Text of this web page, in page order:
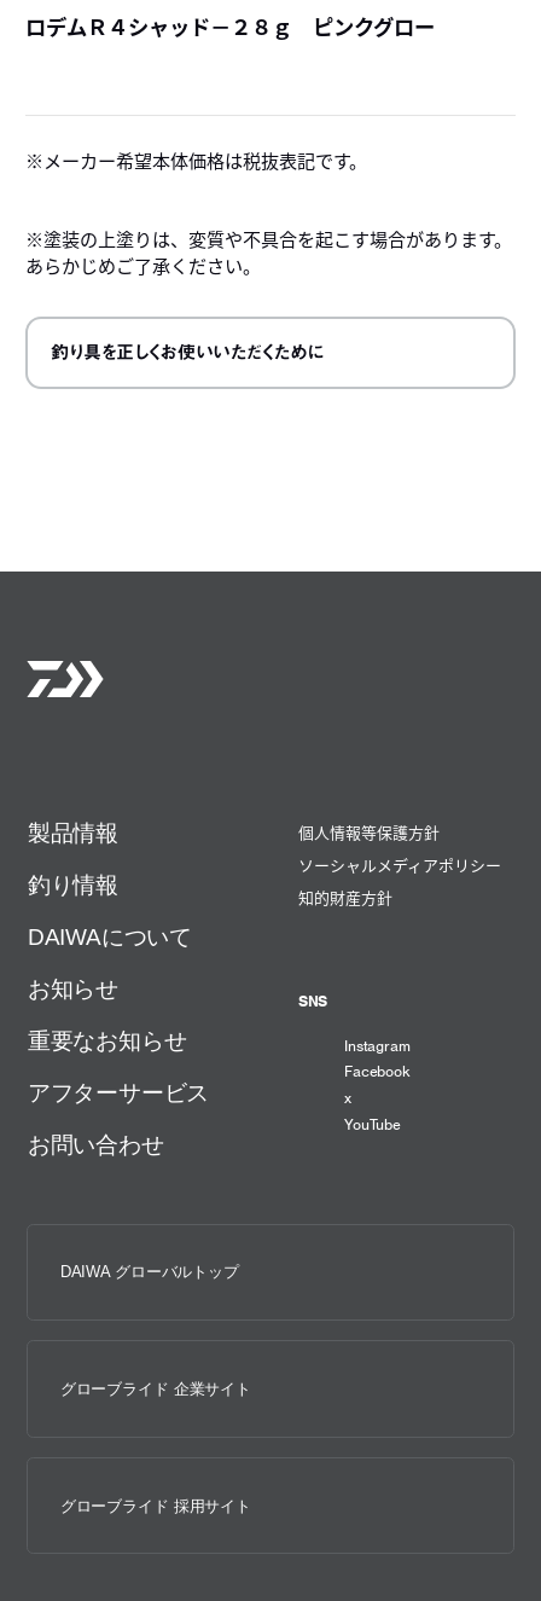
ロデムＲ４シャッド－２８ｇ ピンクグロー
メーカー希望本体価格は税抜表記です。
※塗装の上塗りは、変質や不具合を起こす場合があります。
あらかじめご了承ください。
釣り具を正しくお使いいただくために
製品情報
釣り情報
DAIWAについて
お知らせ
重要なお知らせ
アフターサービス
お問い合わせ
個人情報等保護方針
ソーシャルメディアポリシー
知的財産方針
SNS
Instagram
Facebook
x
YouTube
DAIWA グローバルトップ
グローブライド 企業サイト
グローブライド 採用サイト